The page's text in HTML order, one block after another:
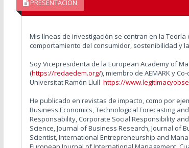
PRESENTACIÓN
Mis líneas de investigación se centran en la
comportamiento del consumidor, sostenibilidad y
Soy Vicepresidenta de la European Academy of
(https://redaedem.org/), miembro de AEMARK y
Universitat Ramón Llull https://
He publicado en revistas de impacto, como por
Business Economics, Technological Forecasting
Responsability, Corporate Social Responsibility
Science, Journal of Business Research, Journal of
Scientist, International Entrepreneurship and